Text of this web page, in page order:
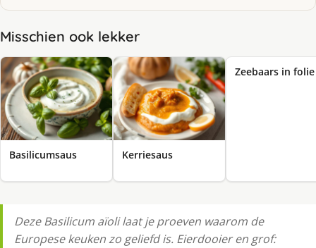
Misschien ook lekker
Basilicumsaus Kerriesaus
Zeebaars in folie
Deze Basilicum aïoli laat je proeven waarom de
Europese keuken zo geliefd is. Eierdooier en grof: